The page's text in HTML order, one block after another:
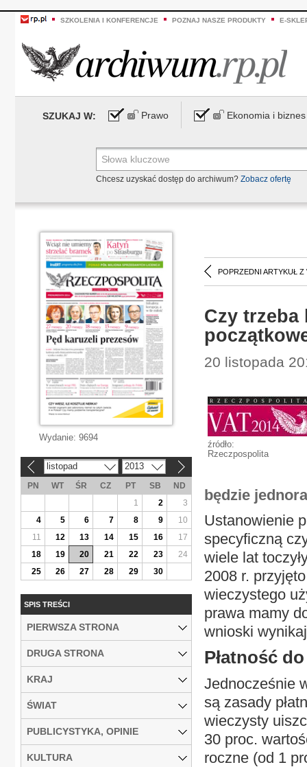
SZKOLENIA I KONFERENCJE POZNAJ NASZE PRODUKTY E-
SZUKAJ W: Prawo Ekonomia i biznes
Chcesz uzyskać dostęp do archiwum? Zobacz ofertę
POPRZEDNI ARTYKUŁ Z
Czy trzeba
20 listopada
źródło:
Rzeczpospolita
będzie
Ustanowienie
specyficzną
wiele lat
2008 r.
wieczystego
prawa mamy
wnioski
Płatność
Jednocześnie
są zasady
wieczysty
30 proc.
roczne (od 1
Wydanie: 9694
listopad 2013
PN WT ŚR CZ PT SB
ND
1
2
3
4
5 6 7 8 9
10
11
12 13 14 15 16
17
18
19 20 21 22 23
24
25
26 27 28 29 30
SPIS TREŚCI
PIERWSZA STRONA
DRUGA STRONA
KRAJ
ŚWIAT
PUBLICYSTYKA, OPINIE
KULTURA